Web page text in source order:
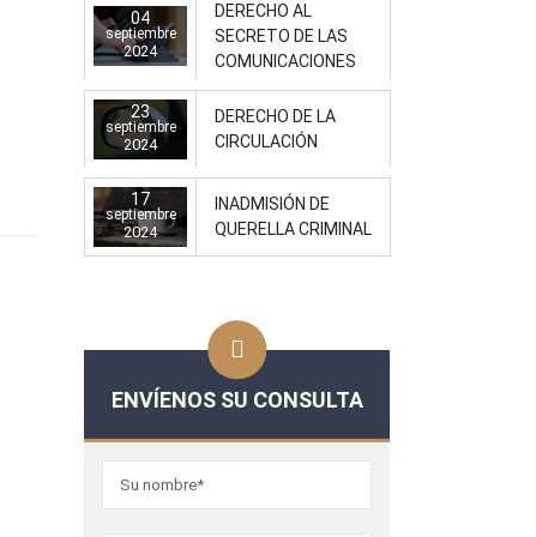
04
septiembre
2024
DERECHO AL
SECRETO DE LAS
COMUNICACIONES
23
septiembre
2024
DERECHO DE LA
CIRCULACIÓN
17
septiembre
2024
INADMISIÓN DE
QUERELLA CRIMINAL
ENVÍENOS SU CONSULTA